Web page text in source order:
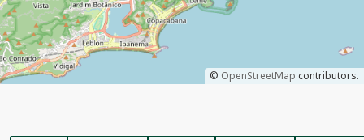
© OpenStreetMap contributors.